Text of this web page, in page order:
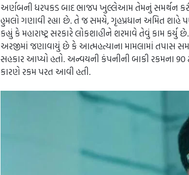
અર્ણબની ધરપકડ બાદ ભાજપ ખુલ્લેઆમ તેમનું સમર્થન
હુમલો ગણાવી રહ્યા છે. તે જ સમયે, ગૃહપ્રધાન અમિત
કહ્યું કે મહારાષ્ટ્ર સરકારે લોકશાહીને શરમાવે તેવું કામ
અરજીમાં જણાવાયું છે કે આત્મહત્યાના મામલામાં તપાસ
સહકાર આપ્યો હતો. અન્વયની કંપનીની બાકી રકમના 90
કારણે રકમ પરત આવી હતી.